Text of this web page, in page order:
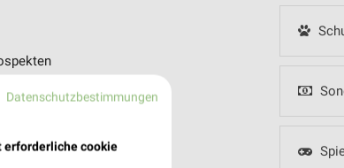
Datenschutzbestimmungen
erforderliche cookie